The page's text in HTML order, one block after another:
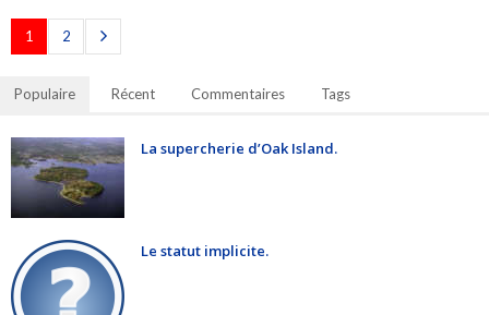
1 2
Populaire Récent Commentaires Tags
La supercherie d’Oak Island.
Le statut implicite.